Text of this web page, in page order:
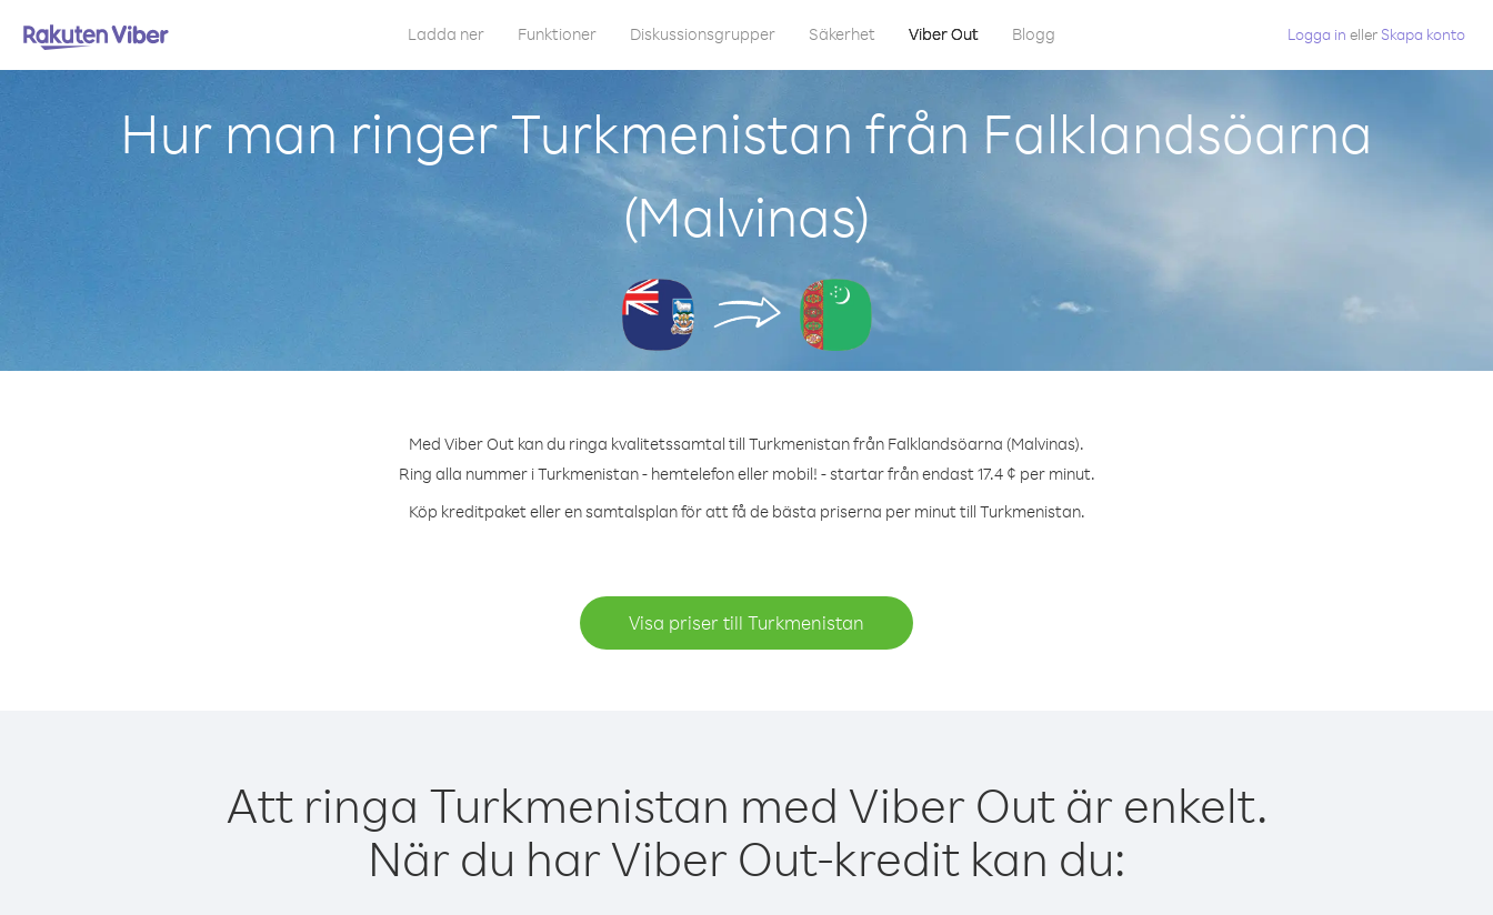
Ladda ner Funktioner Diskussionsgrupper Säkerhet Viber Out Blogg Logga in eller Skapa konto
Hur man ringer Turkmenistan från Falklandsöarna
(Malvinas)
Med Viber Out kan du ringa kvalitetssamtal till Turkmenistan från Falklandsöarna (Malvinas).
Ring alla nummer i Turkmenistan - hemtelefon eller mobil! - startar från endast 17.4 ¢ per minut.
Köp kreditpaket eller en samtalsplan för att få de bästa priserna per minut till Turkmenistan.
Visa priser till Turkmenistan
Att ringa Turkmenistan med Viber Out är enkelt.
När du har Viber Out-kredit kan du: